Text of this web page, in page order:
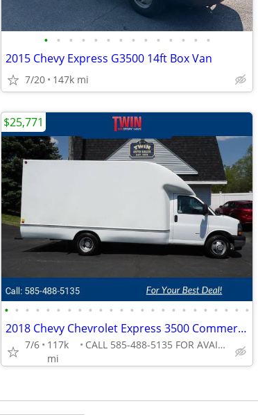
• • • • • • • • • • • • • •
2015 Chevy Express G3500 14ft Box Van
7/20 147k mi
• • • • • • • • • • • • • • • • • • • • • • • •
2018 Chevy Chevrolet Express 3500 Commercial Cutaway van Summit White
7/6
117k
mi
CALL 585-488-5135 FOR AVAILABILITY
$25,771